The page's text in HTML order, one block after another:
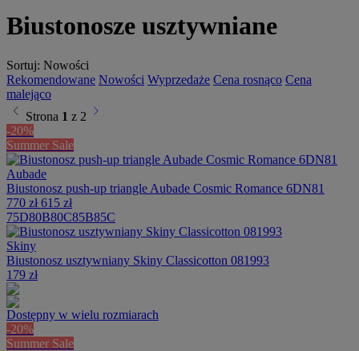
Biustonosze usztywniane
Sortuj: Nowości
Rekomendowane Nowości Wyprzedaże Cena rosnąco Cena
malejąco
chevron_left Strona 1 z 2 chevron_right
-20%
Summer Sale
Aubade
Biustonosz push-up triangle Aubade Cosmic Romance 6DN81
770 zł 615 zł
75D80B80C85B85C
Skiny
Biustonosz usztywniany Skiny Classicotton 081993
179 zł
Dostępny w wielu rozmiarach
-20%
Summer Sale